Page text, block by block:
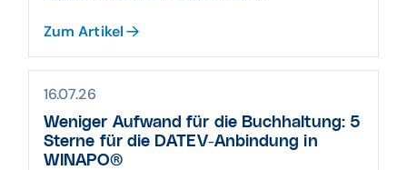
Zum Artikel
16.07.26
Weniger Aufwand für die Buchhaltung: 5
Sterne für die DATEV-Anbindung in
WINAPO®